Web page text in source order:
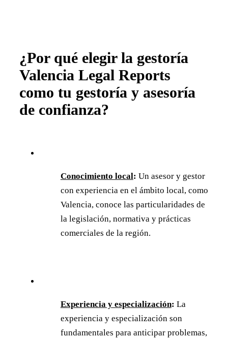
¿Por qué elegir la gestoría
Valencia Legal Reports
como tu gestoría y asesoría
de confianza?
Conocimiento local: Un asesor y gestor
con experiencia en el ámbito local, como
Valencia, conoce las particularidades de
la legislación, normativa y prácticas
comerciales de la región.
Experiencia y especialización: La
experiencia y especialización son
fundamentales para anticipar problemas,